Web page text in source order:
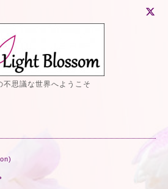
不思議な世界へようこそ